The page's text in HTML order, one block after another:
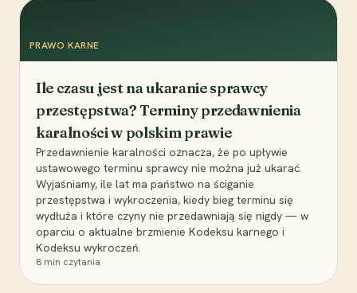
PRAWO KARNE
Ile czasu jest na ukaranie sprawcy
przestępstwa? Terminy przedawnienia
karalności w polskim prawie
Przedawnienie karalności oznacza, że po upływie
ustawowego terminu sprawcy nie można już ukarać.
Wyjaśniamy, ile lat ma państwo na ściganie
przestępstwa i wykroczenia, kiedy bieg terminu się
wydłuża i które czyny nie przedawniają się nigdy — w
oparciu o aktualne brzmienie Kodeksu karnego i
Kodeksu wykroczeń.
8 min czytania